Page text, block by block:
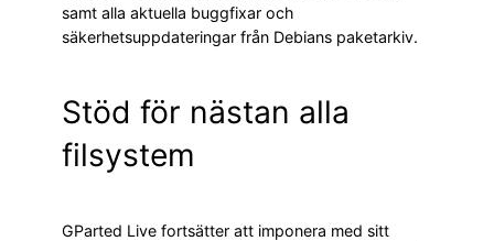
samt alla aktuella buggfixar och
säkerhetsuppdateringar från Debians paketarkiv.
Stöd för nästan alla
filsystem
GParted Live fortsätter att imponera med sitt